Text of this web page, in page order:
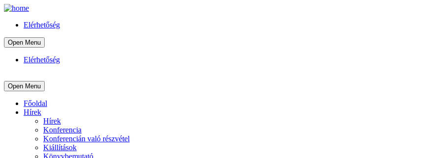
Elérhetőség
Open Menu
Elérhetőség
Open Menu
Főoldal
Hírek
Hírek
Konferencia
Konferencián való részvétel
Kiállítások
Könyvbemutató